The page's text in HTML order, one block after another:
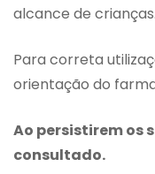
alcance de crianças.
Para correta
orientação do
Ao persistirem os
consultado.